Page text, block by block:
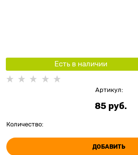
Есть в наличии
Артикул:
85 руб.
Количество:
ДОБАВИТЬ